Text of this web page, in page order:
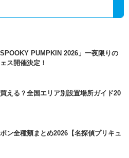
PUMPKIN 2026」一夜限りの
ス開催決定！
える？全国エリア別設置場所ガイド20
ン全種類まとめ2026【名探偵プリキュ